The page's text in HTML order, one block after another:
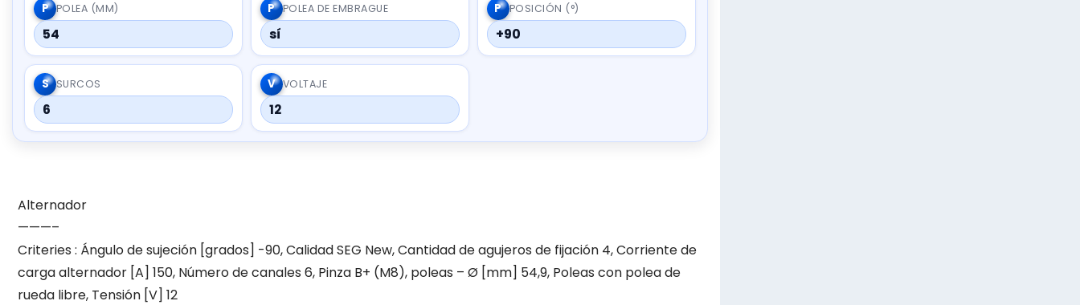
P POLEA (MM)
54
P POLEA DE EMBRAGUE
sí
P POSICIÓN (°)
+90
S SURCOS
6
V VOLTAJE
12
Alternador
———–
Criteries : Ángulo de sujeción [grados] -90, Calidad SEG New, Cantidad de agujeros de fijación 4, Corriente de
carga alternador [A] 150, Número de canales 6, Pinza B+ (M8), poleas – Ø [mm] 54,9, Poleas con polea de
rueda libre, Tensión [V] 12